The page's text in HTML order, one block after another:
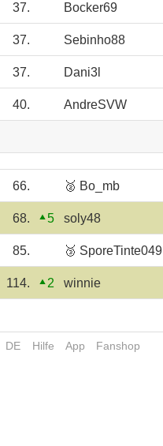
37. Bocker69
37. Sebinho88
37. Dani3l
40. AndreSVW
66. 🥈 Bo_mb
68. 5 soly48
85. 🥉 SporeTinte049
114. 2 winnie
DE Hilfe App Fanshop